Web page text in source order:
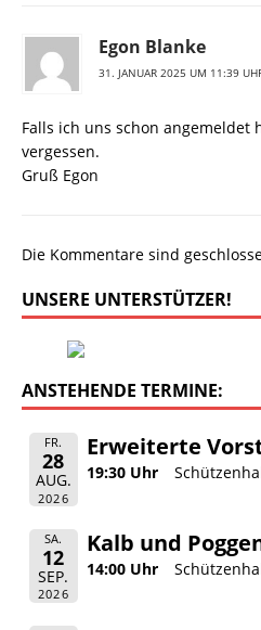
Egon Blanke
31. JANUAR 2025 UM 11:39
Falls ich uns schon angemeldet
vergessen.
Gruß Egon
Die Kommentare sind
UNSERE UNTERSTÜTZER!
ANSTEHENDE TERMINE:
FR.
28
AUG.
2026
Erweiterte
19:30 Uhr
SA.
12
SEP.
2026
Kalb und
14:00 Uhr